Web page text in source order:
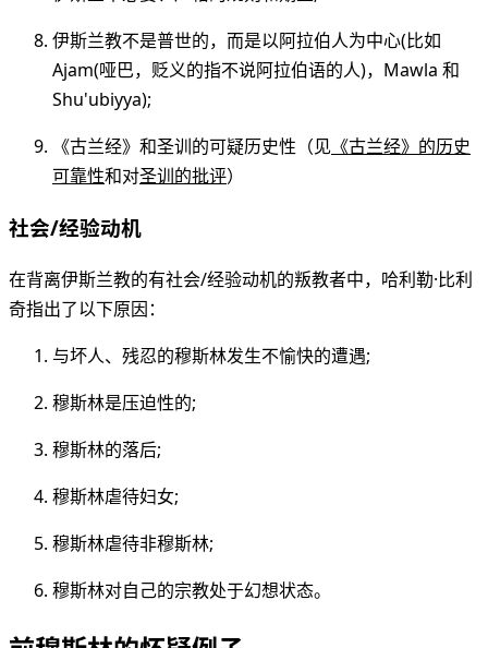
伊斯兰教不是普世的，而是以阿拉伯人为中心(比如
Ajam(哑巴，贬义的指不说阿拉伯语的人)，Mawla 和
Shu'ubiyya);
《古兰经》和圣训的可疑历史性（见 《古兰经》的历史
可靠性和对圣训的批评）
社会/经验动机
在背离伊斯兰教的有社会/经验动机的叛教者中，哈利勒·比利
奇指出了以下原因：
与坏人、残忍的穆斯林发生不愉快的遭遇;
穆斯林是压迫性的;
穆斯林的落后;
穆斯林虐待妇女;
穆斯林虐待非穆斯林;
穆斯林对自己的宗教处于幻想状态。